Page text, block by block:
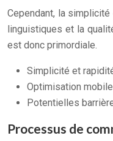
Cependant, la
linguistiques et la
est donc primordiale.
Simplicité et
Optimisation
Potentielles
Processus de